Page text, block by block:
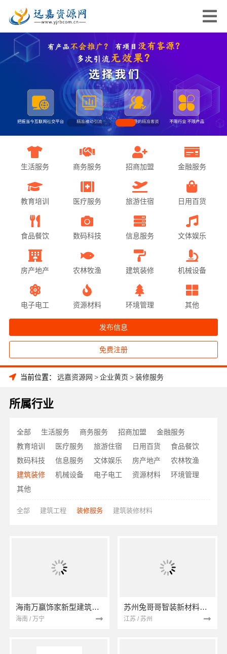
生活服务 商务服务 招商加盟 金融服务
教育培训 医疗服务 旅游住宿 日用百货
食品餐饮 数码科技 信息服务 文体娱乐
房产地产 农林牧渔 建筑装修 机械设备
电子电工 资源材料 环境管理 其他
发布信息
免费注册
当前位置： 远嘉资源网 >企业黄页 >装修服务
所属行业
全部 生活服务 商务服务 招商加盟
金融服务
教育培训
医疗服务 旅游住宿 日用百货
食品餐饮
数码科技
信息服务 文体娱乐 房产地产
农林牧渔
建筑装修
机械设备 电子电工 资源材料
环境管理
其他
全部 建筑工程 装修服务 建筑装修材料
海南万赢饰家新型建筑材料有限公司
海南 / 万宁
苏州兔哥哥智装新材料有限公司
江苏 / 苏州